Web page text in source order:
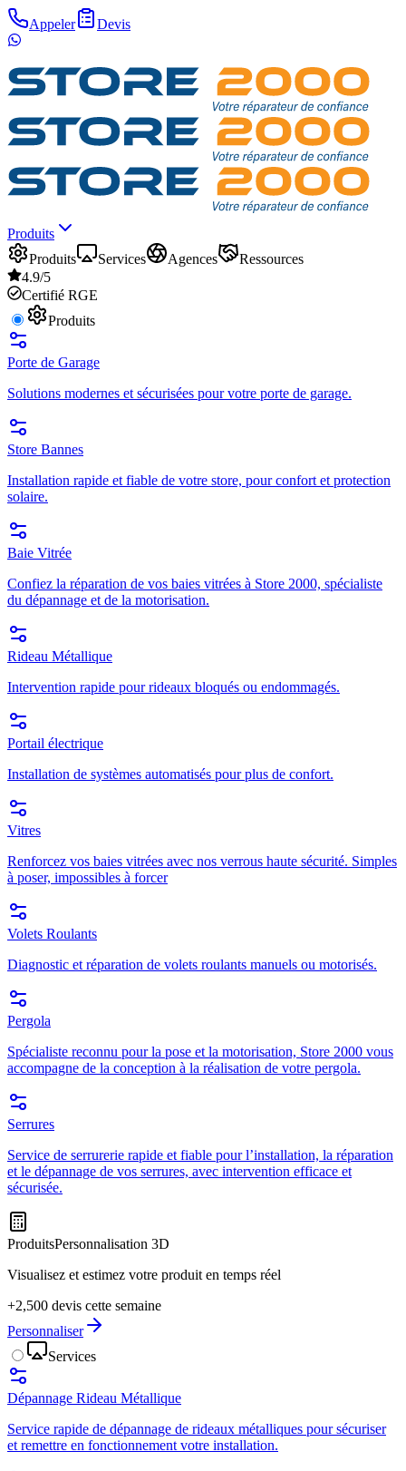
Appeler Devis
Produits
Produits
Services Agences
Ressources
4.9/5
Certifié RGE
Produits
Porte de Garage
Solutions modernes et sécurisées pour votre porte de garage.
Store Bannes
Installation rapide et fiable de votre store, pour confort et protection
solaire.
Baie Vitrée
Confiez la réparation de vos baies vitrées à Store 2000, spécialiste
du dépannage et de la motorisation.
Rideau Métallique
Intervention rapide pour rideaux bloqués ou endommagés.
Portail électrique
Installation de systèmes automatisés pour plus de confort.
Vitres
Renforcez vos baies vitrées avec nos verrous haute sécurité. Simples
à poser, impossibles à forcer
Volets Roulants
Diagnostic et réparation de volets roulants manuels ou motorisés.
Pergola
Spécialiste reconnu pour la pose et la motorisation, Store 2000 vous
accompagne de la conception à la réalisation de votre pergola.
Serrures
Service de serrurerie rapide et fiable pour l’installation, la réparation
et le dépannage de vos serrures, avec intervention efficace et
sécurisée.
ProduitsPersonnalisation 3D
Visualisez et estimez votre produit en temps réel
+2,500 devis cette semaine
Personnaliser
Services
Dépannage Rideau Métallique
Service rapide de dépannage de rideaux métalliques pour sécuriser
et remettre en fonctionnement votre installation.